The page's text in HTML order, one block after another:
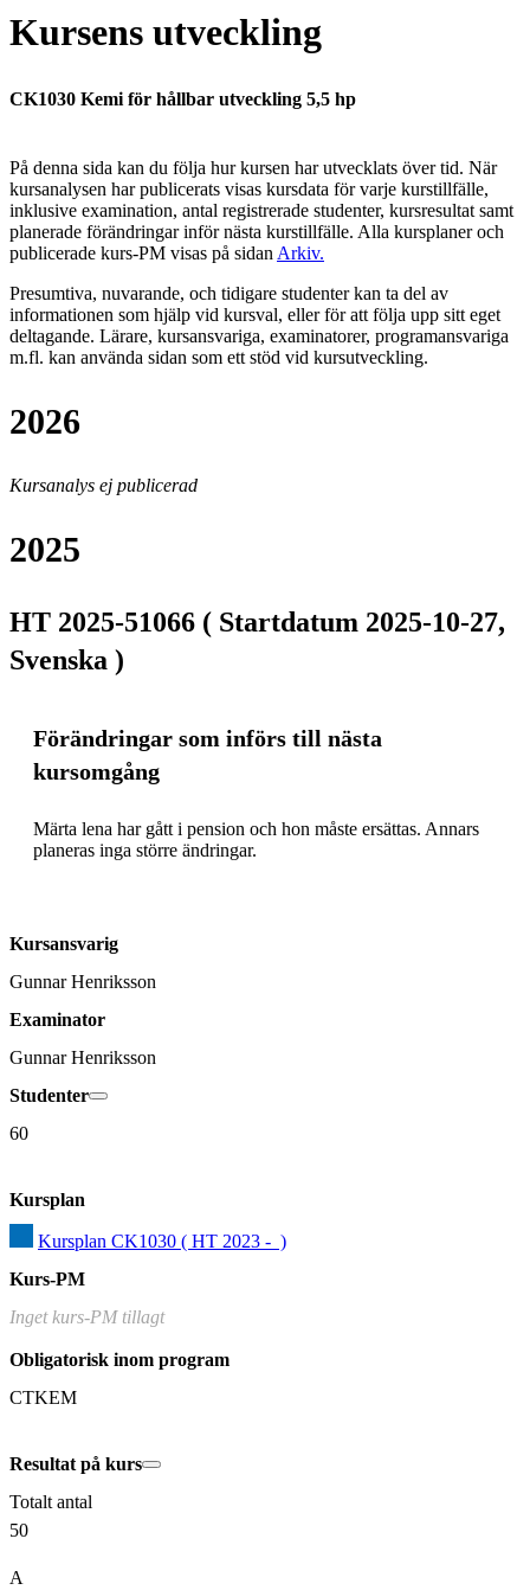
Kursens utveckling
CK1030 Kemi för hållbar utveckling 5,5 hp
På denna sida kan du följa hur kursen har utvecklats över tid. När
kursanalysen har publicerats visas kursdata för varje kurstillfälle,
inklusive examination, antal registrerade studenter, kursresultat samt
planerade förändringar inför nästa kurstillfälle. Alla kursplaner och
publicerade kurs-PM visas på sidan Arkiv.
Presumtiva, nuvarande, och tidigare studenter kan ta del av
informationen som hjälp vid kursval, eller för att följa upp sitt eget
deltagande. Lärare, kursansvariga, examinatorer, programansvariga
m.fl. kan använda sidan som ett stöd vid kursutveckling.
2026
Kursanalys ej publicerad
2025
HT 2025-51066 ( Startdatum 2025-10-27,
Svenska )
Förändringar som införs till nästa
kursomgång
Märta lena har gått i pension och hon måste ersättas. Annars
planeras inga större ändringar.
Kursansvarig
Gunnar Henriksson
Examinator
Gunnar Henriksson
Studenter
60
Kursplan
Kursplan CK1030 ( HT 2023 -  )
Kurs-PM
Inget kurs-PM tillagt
Obligatorisk inom program
CTKEM
Resultat på kurs
Totalt antal
50
A